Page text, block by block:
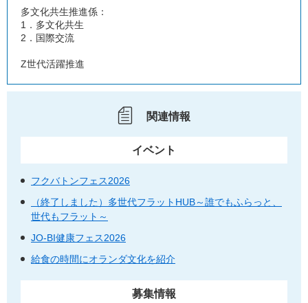
多文化共生推進係：
1．多文化共生
2．国際交流
Z世代活躍推進
関連情報
イベント
フクバトンフェス2026
（終了しました）多世代フラットHUB～誰でもふらっと、
世代もフラット～
JO-BI健康フェス2026
給食の時間にオランダ文化を紹介
募集情報